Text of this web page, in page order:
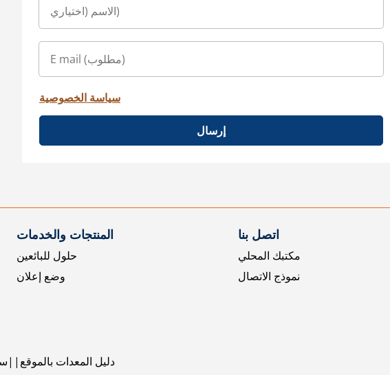
سياسة الخصوصية
إرسال
المنتجات والخدمات
حلول للبائعين
وضع إعلان
اتصل بنا
مكتبك المحلي
نموذج الاتصال
دليل المعدات بالموقع